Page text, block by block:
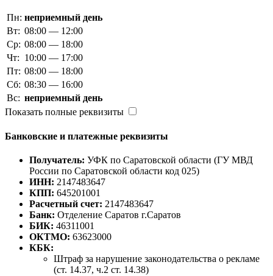
Пн: неприемный день
Вт: 08:00 — 12:00
Ср: 08:00 — 18:00
Чт: 10:00 — 17:00
Пт: 08:00 — 18:00
Сб: 08:30 — 16:00
Вс: неприемный день
Показать полные реквизиты
Банковские и платежные реквизиты
Получатель: УФК по Саратовской области (ГУ МВД
России по Саратовской области код 025)
ИНН: 2147483647
КПП: 645201001
Расчетный счет: 2147483647
Банк: Отделение Саратов г.Саратов
БИК: 46311001
ОКТМО: 63623000
КБК:
Штраф за нарушение законодательства о рекламе
(ст. 14.37, ч.2 ст. 14.38)